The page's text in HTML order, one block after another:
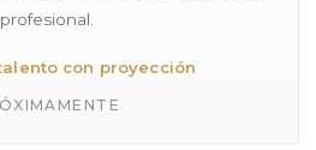
profesional.
con proyección